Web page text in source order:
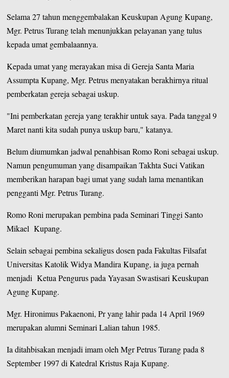
Selama 27 tahun menggembalakan Keuskupan Agung Kupang,
Mgr. Petrus Turang telah menunjukkan pelayanan yang tulus
kepada umat gembalaannya.
Kepada umat yang merayakan misa di Gereja Santa Maria
Assumpta Kupang, Mgr. Petrus menyatakan berakhirnya ritual
pemberkatan gereja sebagai uskup.
"Ini pemberkatan gereja yang terakhir untuk saya. Pada tanggal 9
Maret nanti kita sudah punya uskup baru," katanya.
Belum diumumkan jadwal penahbisan Romo Roni sebagai uskup.
Namun pengumuman yang disampaikan Takhta Suci Vatikan
memberikan harapan bagi umat yang sudah lama menantikan
pengganti Mgr. Petrus Turang.
Romo Roni merupakan pembina pada Seminari Tinggi Santo
Mikael Kupang.
Selain sebagai pembina sekaligus dosen pada Fakultas Filsafat
Universitas Katolik Widya Mandira Kupang, ia juga pernah
menjadi Ketua Pengurus pada Yayasan Swastisari Keuskupan
Agung Kupang.
Mgr. Hironimus Pakaenoni, Pr yang lahir pada 14 April 1969
merupakan alumni Seminari Lalian tahun 1985.
Ia ditahbisakan menjadi imam oleh Mgr Petrus Turang pada 8
September 1997 di Katedral Kristus Raja Kupang.